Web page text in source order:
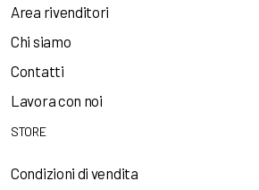
Area rivenditori
Chi siamo
Contatti
Lavora con noi
STORE
Condizioni di vendita